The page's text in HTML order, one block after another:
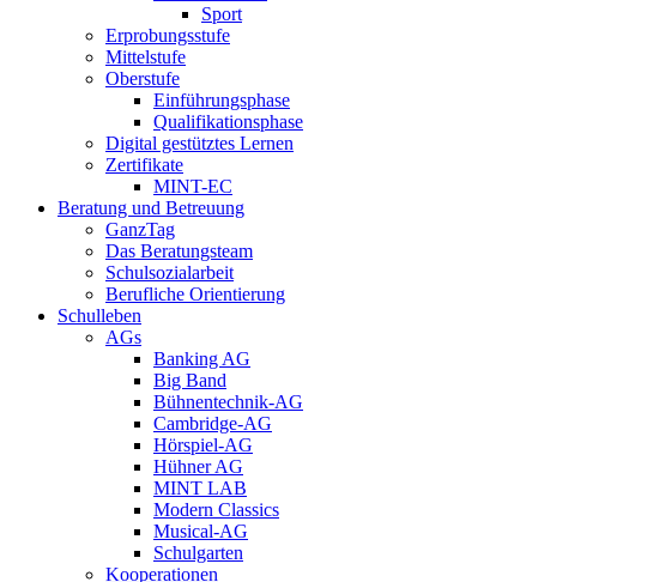
Sport
Erprobungsstufe
Mittelstufe
Oberstufe
Einführungsphase
Qualifikationsphase
Digital gestütztes Lernen
Zertifikate
MINT-EC
Beratung und Betreuung
GanzTag
Das Beratungsteam
Schulsozialarbeit
Berufliche Orientierung
Schulleben
AGs
Banking AG
Big Band
Bühnentechnik-AG
Cambridge-AG
Hörspiel-AG
Hühner AG
MINT LAB
Modern Classics
Musical-AG
Schulgarten
Kooperationen